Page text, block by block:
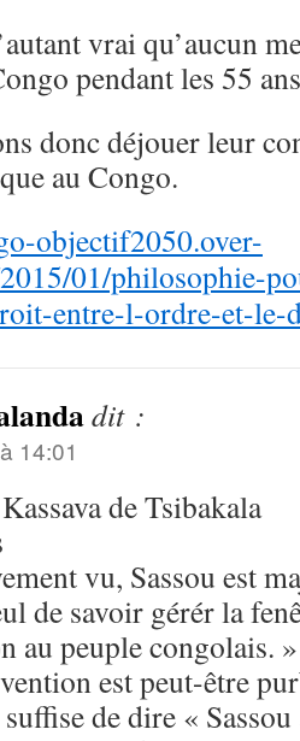
vrai qu’aucun
pendant les 55
donc déjouer leur
au Congo.
objectif2050.over-
01/philosophie-
entre-l-ordre-et-le-
dit :
14:01
de Tsibakala
vu, Sassou est
de savoir gérér la
au peuple congolais. »
est peut-être
de dire «